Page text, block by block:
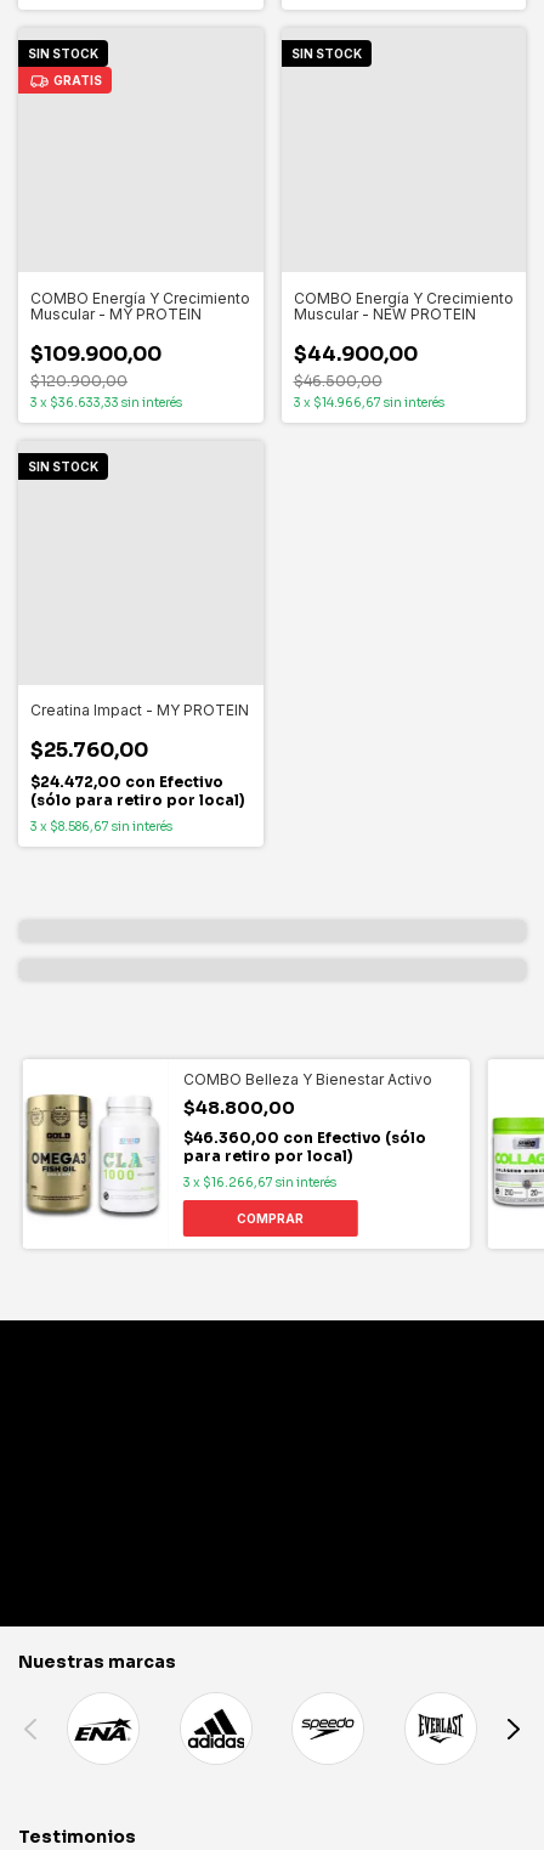
SIN STOCK
GRATIS
COMBO Energía Y Crecimiento
Muscular - MY PROTEIN
$109.900,00
$120.900,00
3 x $36.633,33 sin interés
SIN STOCK
COMBO Energía Y Crecimiento
Muscular - NEW PROTEIN
$44.900,00
$46.500,00
3 x $14.966,67 sin interés
SIN STOCK
Creatina Impact - MY PROTEIN
$25.760,00
$24.472,00 con Efectivo
(sólo para retiro por local)
3 x $8.586,67 sin interés
COMBO Belleza Y Bienestar Activo
$48.800,00
$46.360,00 con Efectivo (sólo
para retiro por local)
3 x $16.266,67 sin interés
Nuestras marcas
Testimonios